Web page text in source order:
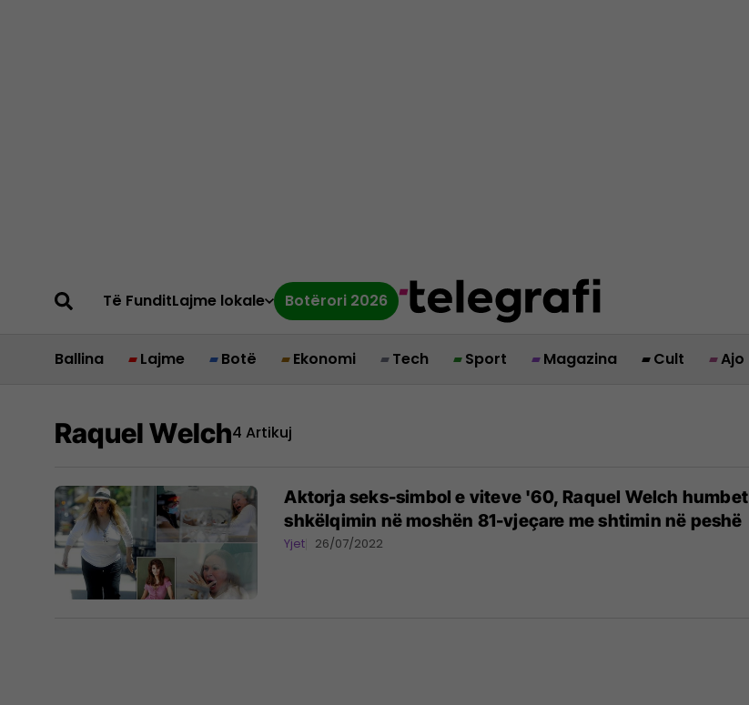
Të FunditLajme lokale Botërori 2026
Ballina Lajme Botë Ekonomi Tech Sport Magazina Cult Ajo
Raquel Welch4 Artikuj
Aktorja seks-simbol e viteve '60, Raquel Welch humbet
shkëlqimin në moshën 81-vjeçare me shtimin në peshë
Yjet 26/07/2022